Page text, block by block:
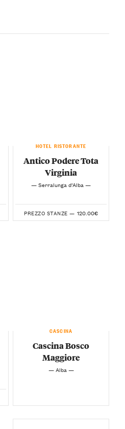
HOTEL RISTORANTE
Antico Podere Tota
Virginia
— Serralunga d’Alba —
PREZZO STANZE — 120.00€
CASCINA
Cascina Bosco
Maggiore
— Alba —